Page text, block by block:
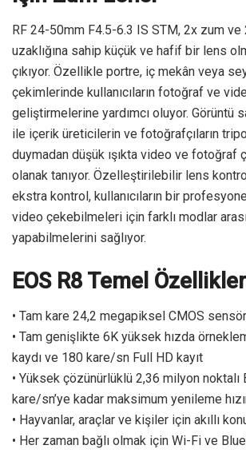
RF 24-50mm F4.5-6.3 IS STM, 2x zum
uzaklığına sahip küçük ve hafif bir lens
çıkıyor. Özellikle portre, iç mekân veya
çekimlerinde kullanıcıların fotoğraf ve
geliştirmelerine yardımcı oluyor. Görüntü
ile içerik üreticilerin ve fotoğrafçıların
duymadan düşük ışıkta video ve fotoğraf
olanak tanıyor. Özelleştirilebilir lens
ekstra kontrol, kullanıcıların bir
video çekebilmeleri için farklı modlar
yapabilmelerini sağlıyor.
EOS R8 Temel Özellikler
• Tam kare 24,2 megapiksel CMOS sensör
• Tam genişlikte 6K yüksek hızda
kaydı ve 180 kare/sn Full HD kayıt
• Yüksek çözünürlüklü 2,36 milyon noktalı
kare/sn’ye kadar maksimum yenileme
• Hayvanlar, araçlar ve kişiler için akıllı
• Her zaman bağlı olmak için Wi-Fi ve